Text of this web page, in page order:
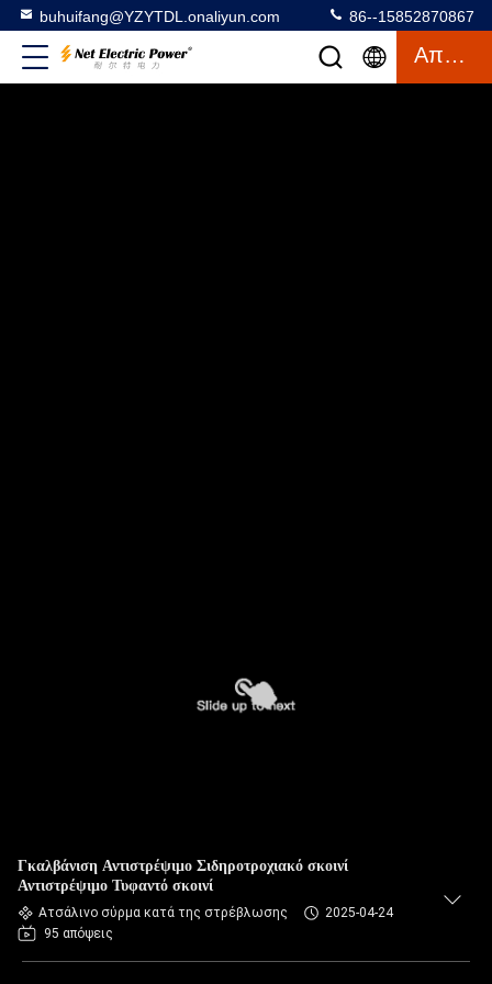
buhuifang@YZYTDL.onaliyun.com 86--15852870867
Απόσπασμα
Γκαλβάνιση Αντιστρέψιμο Σιδηροτροχιακό σκοινί
Αντιστρέψιμο Τυφαντό σκοινί
Ατσάλινο σύρμα κατά της στρέβλωσης
2025-04-24
95 απόψεις